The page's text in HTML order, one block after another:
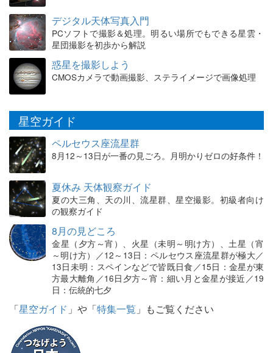
デジタル天体写真入門
PCソフトで撮影＆処理。明るい場所でもできる星雲・
星団撮影を初歩から解説
惑星を撮影しよう
CMOSカメラで動画撮影、ステライメージで画像処理
星空ガイド
ペルセウス座流星群
8月12～13日が一番の見ごろ。月明かりゼロの好条件！
夏休み 天体観察ガイド
夏の大三角、天の川、流星群、星空撮影。初級者向け
の観察ガイド
8月の見どころ
金星（夕方～宵）、火星（未明～明け方）、土星（宵
～明け方）／12～13日：ペルセウス座流星群が極大／
13日未明：スペインなどで皆既日食／15日：金星が東
方最大離角／16日夕方～宵：細い月と金星が接近／19
日：伝統的七夕
「星空ガイド 」や「特集一覧 」もご覧ください